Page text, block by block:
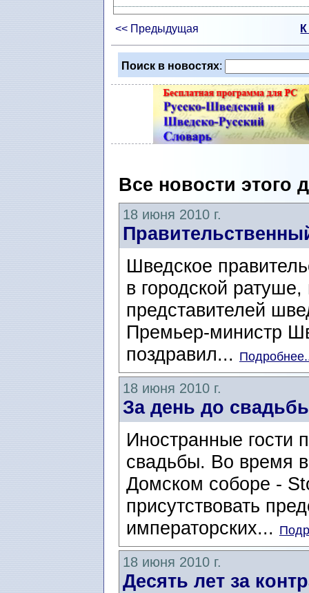
<< Предыдущая
Поиск в новостях:
Все новости этого
18 июня 2010 г.
Шведское
в городской
представителей
Премьер-министр
поздравил...
18 июня 2010 г.
За день до
Иностранные гости
свадьбы. Во время
Домском соборе -
присутствовать
императорских...
18 июня 2010 г.
Десять лет за